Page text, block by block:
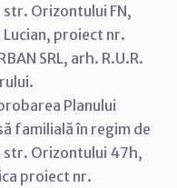
Orizontului FN,
proiect nr.
SRL, arh. R.U.R.
Planului
familială în regim de
str. Orizontului 47h,
proiect nr.